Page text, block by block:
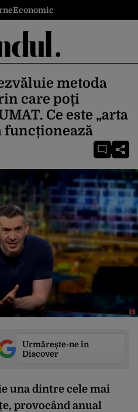
Economic
metoda
care poți
Ce este „arta
funcționează
Urmărește-ne în
Discover
una dintre cele mai
provocând anual